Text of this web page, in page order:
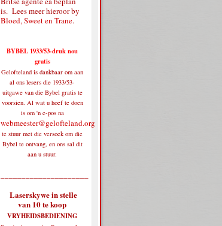
is. Lees meer hieroor by
Bloed, Sweet en Trane.
BYBEL 1933/53-druk nou
gratis
Gelofteland is dankbaar om aan
al ons lesers die 1933/53-
uitgawe van die Bybel gratis te
voorsien. Al wat u hoef te doen
is om 'n e-pos na
webmeester@gelofteland.org
te stuur met die versoek om die
Bybel te ontvang, en ons sal dit
aan u stuur.
Laserskywe in stelle
van 10 te koop
VRYHEIDSBEDIENING